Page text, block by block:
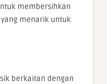
membersihkan
menarik untuk
berkaitan dengan